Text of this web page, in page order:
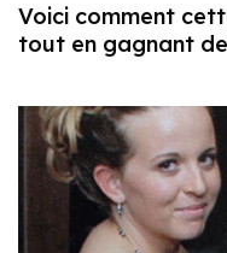
Voici comment
tout en gagnant